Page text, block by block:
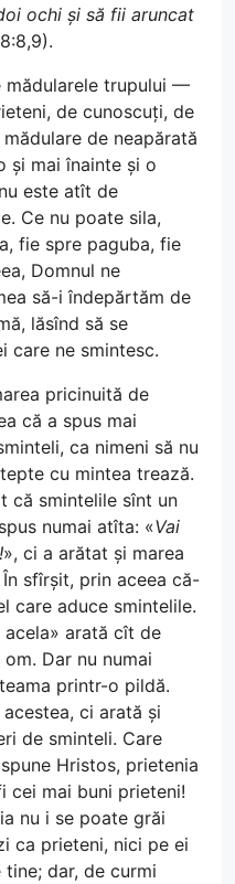
ochi și să fii aruncat
mădularele trupului —
de cunoscuți, de
de neapărată
și mai înainte și o
este atît de
Ce nu poate sila,
fie spre paguba, fie
Domnul ne
să-i îndepărtăm de
lăsînd să se
care ne smintesc.
pricinuită de
că a spus mai
ca nimeni să nu
cu mintea trează.
că smintelile sînt un
numai atîta: «Vai
», ci a arătat și marea
sfîrșit, prin aceea că-
care aduce smintelile.
arată cît de
Dar nu numai
printr-o pildă.
ci arată și
de sminteli. Care
Hristos, prietenia
cei mai buni prieteni!
nu i se poate grăi
ca prieteni, nici pe ei
dar, de curmi